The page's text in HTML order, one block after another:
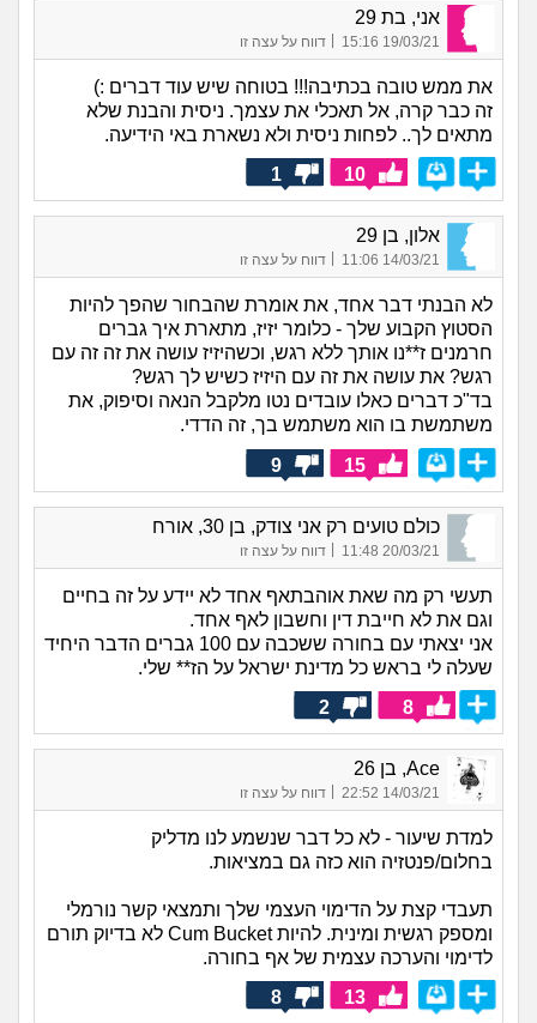
אני, בת 29
19/03/21 15:16 דווח על עצה זו
את ממש טובה בכתיבה!!! בטוחה שיש עוד דברים :)
זה כבר קרה, אל תאכלי את עצמך. ניסית והבנת שלא
מתאים לך.. לפחות ניסית ולא נשארת באי הידיעה.
10
1
אלון, בן 29
14/03/21 11:06 דווח על עצה זו
לא הבנתי דבר אחד, את אומרת שהבחור שהפך להיות
הסטוץ הקבוע שלך - כלומר יזיז, מתארת איך גברים
חרמנים ז**נו אותך ללא רגש, וכשהיזיז עושה את זה זה עם
רגש? את עושה את זה עם היזיז כשיש לך רגש?
בד"כ דברים כאלו עובדים נטו מלקבל הנאה וסיפוק, את
משתמשת בו הוא משתמש בך, זה הדדי.
15
9
כולם טועים רק אני צודק, בן 30, אורח
20/03/21 11:48
| דווח על עצה זו
תעשי רק מה שאת אוהבתאף אחד לא יידע על זה בחיים
וגם את לא חייבת דין וחשבון לאף אחד.
אני יצאתי עם בחורה ששכבה עם 100 גברים הדבר היחיד
שעלה לי בראש כל מדינת ישראל על הז** שלי.
8
2
Ace, בן 26
14/03/21 22:52
| דווח על עצה זו
למדת שיעור - לא כל דבר שנשמע לנו מדליק
בחלום/פנטזיה הוא כזה גם במציאות.
תעבדי קצת על הדימוי העצמי שלך ותמצאי קשר נורמלי
ומספק רגשית ומינית. להיות Cum Bucket לא בדיוק תורם
לדימוי והערכה עצמית של אף בחורה.
13
8